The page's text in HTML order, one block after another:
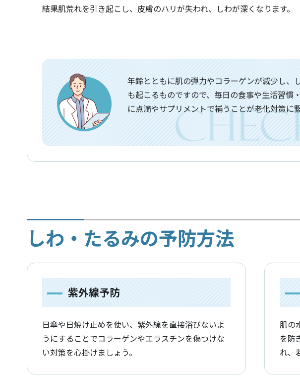
結果肌荒れを引き起こし、皮膚のハリが失われ、しわが深くなります。
年齢とともに肌の弾力やコラーゲンが減少し、
も起こるものですので、毎日の食事や生活習慣
に点滴やサプリメントで補うことが老化対策に
しわ・たるみの予防方法
紫外線予防
日傘や日焼け止めを使い、紫外線を直接浴びないよ
うにすることでコラーゲンやエラスチンを傷つけな
い対策を心掛けましょう。
肌の
を防
れ、